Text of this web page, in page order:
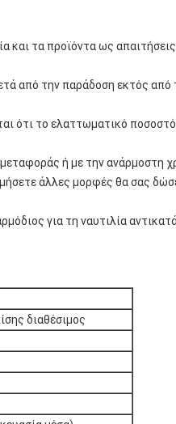
και τα προϊόντα ως
από την παράδοση εκτός από
ότι το ελαττωματικό ποσοστό
ή με την ανάρμοστη
άλλες μορφές θα σας
για τη ναυτιλία
διαθέσιμος